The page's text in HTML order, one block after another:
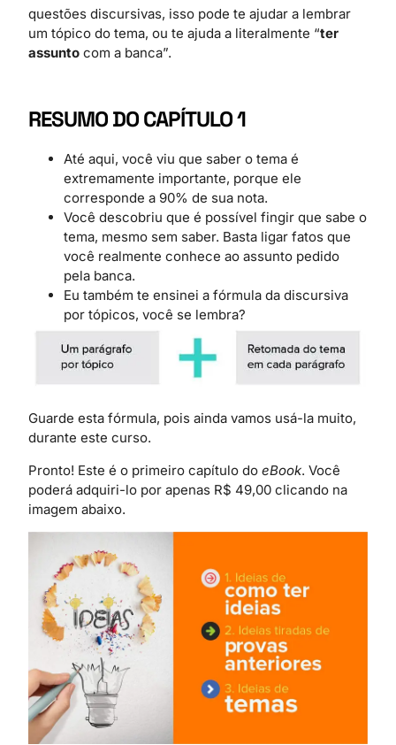
questões discursivas, isso pode te ajudar a lembrar
um tópico do tema, ou te ajuda a literalmente “ter
assunto com a banca”.
RESUMO DO CAPÍTULO 1
Até aqui, você viu que saber o tema é
extremamente importante, porque ele
corresponde a 90% de sua nota.
Você descobriu que é possível fingir que sabe o
tema, mesmo sem saber. Basta ligar fatos que
você realmente conhece ao assunto pedido
pela banca.
Eu também te ensinei a fórmula da discursiva
por tópicos, você se lembra?
Guarde esta fórmula, pois ainda vamos usá-la muito,
durante este curso.
Pronto! Este é o primeiro capítulo doeBook. Você
poderá adquiri-lo por apenas R$ 49,00 clicando na
imagem abaixo.